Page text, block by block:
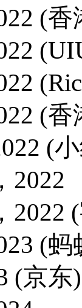
(
(
(
2022
2022
(
(京东)